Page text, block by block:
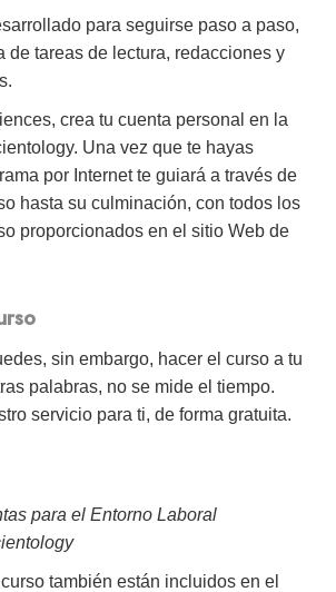
para seguirse paso a paso,
de tareas de lectura, redacciones y
crea tu cuenta personal en la
Una vez que te hayas
por Internet te guiará a través de
hasta su culminación, con todos los
proporcionados en el sitio Web de
sin embargo, hacer el curso a tu
palabras, no se mide el tiempo.
servicio para ti, de forma gratuita.
para el Entorno Laboral
también están incluidos en el